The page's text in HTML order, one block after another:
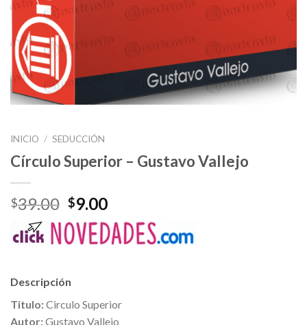
INICIO / SEDUCCIÓN
Círculo Superior – Gustavo Vallejo
$39.00 $9.00
Descripción
Titulo:Circulo Superior
Autor:Gustavo Vallejo